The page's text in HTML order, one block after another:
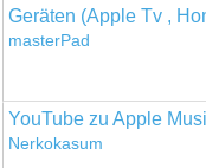
Geräten (Apple Tv ,
masterPad
YouTube zu Apple
Nerkokasum